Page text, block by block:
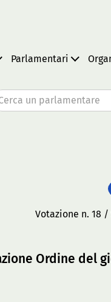
Parlamentari
un parlamentare
Votazione n. 18 /
Ordine del